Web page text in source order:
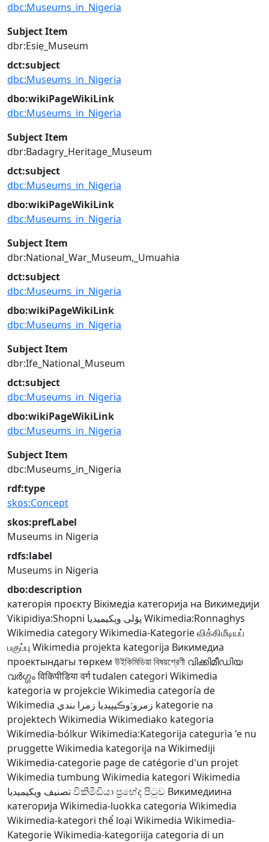
dbc:Museums_in_Nigeria
Subject Item
dbr:Esiẹ_Museum
dct:subject
dbc:Museums_in_Nigeria
dbo:wikiPageWikiLink
dbc:Museums_in_Nigeria
Subject Item
dbr:Badagry_Heritage_Museum
dct:subject
dbc:Museums_in_Nigeria
dbo:wikiPageWikiLink
dbc:Museums_in_Nigeria
Subject Item
dbr:National_War_Museum,_Umuahia
dct:subject
dbc:Museums_in_Nigeria
dbo:wikiPageWikiLink
dbc:Museums_in_Nigeria
Subject Item
dbr:Ife_National_Museum
dct:subject
dbc:Museums_in_Nigeria
dbo:wikiPageWikiLink
dbc:Museums_in_Nigeria
Subject Item
dbc:Museums_in_Nigeria
rdf:type
skos:Concept
skos:prefLabel
Museums in Nigeria
rdfs:label
Museums in Nigeria
dbo:description
категорія проєкту Вікімедіа категорија на Викимедији
Vikipidiya:Shopni پۆلی ویکیمیدیا Wikimedia:Ronnaghys
Wikimedia categoryWikimedia-Kategorieவிக்கிமீடியப்
பகுப்பு Wikimedia projekta kategorija Викимедиа
проектындагы төркем উইকিমিডিয়া বিষয়শ্রেণী വിക്കിമീഡിയ
വർഗ്ഗംविकिपीडिया वर्गtudalen categori Wikimedia
kategoria w projekcie Wikimedia categoría de
Wikimedia زمرو:وڪيپيڊيا زمرا بندي kategorie na
projektech Wikimedia Wikimediako kategoria
Wikimedia-bólkurWikimedia:Kategorija categurìa 'e nu
pruggette Wikimedia kategorija na Wikimediji
Wikimedia-categorie page de catégorie d'un projet
Wikimedia tumbung Wikimedia kategori Wikimedia
تصنيف ويكيميدياවිකිමීඩියා ප්‍රභේද පිටුව Викимедиина
категорија Wikimedia-luokka categoria Wikimedia
Wikimedia-kategori thể loại Wikimedia Wikimedia-
KategorieWikimedia-kategoriija categoria di un